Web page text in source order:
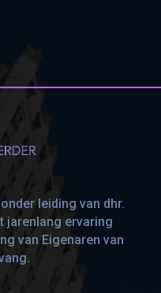
leiding van dhr.
jarenlang ervaring
van Eigenaren van